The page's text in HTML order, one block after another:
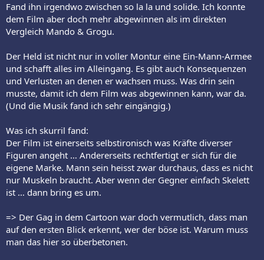
Fand ihn irgendwo zwischen so la la und solide. Ich konnte
dem Film aber doch mehr abgewinnen als im direkten
Vergleich Mando & Grogu.
Der Held ist nicht nur in voller Montur eine Ein-Mann-Armee
und schafft alles im Alleingang. Es gibt auch Konsequenzen
und Verlusten an denen er wachsen muss. Was drin sein
musste, damit ich dem Film was abgewinnen kann, war da.
(Und die Musik fand ich sehr eingängig.)
Was ich skurril fand:
Der Film ist einerseits selbstironisch was Kräfte diverser
Figuren angeht … Andererseits rechtfertigt er sich für die
eigene Marke. Mann sein heisst zwar durchaus, dass es nicht
nur Muskeln braucht. Aber wenn der Gegner einfach Skelett
ist … dann bring es um.
=> Der Gag in dem Cartoon war doch vermutlich, dass man
auf den ersten Blick erkennt, wer der böse ist. Warum muss
man das hier so überbetonen.